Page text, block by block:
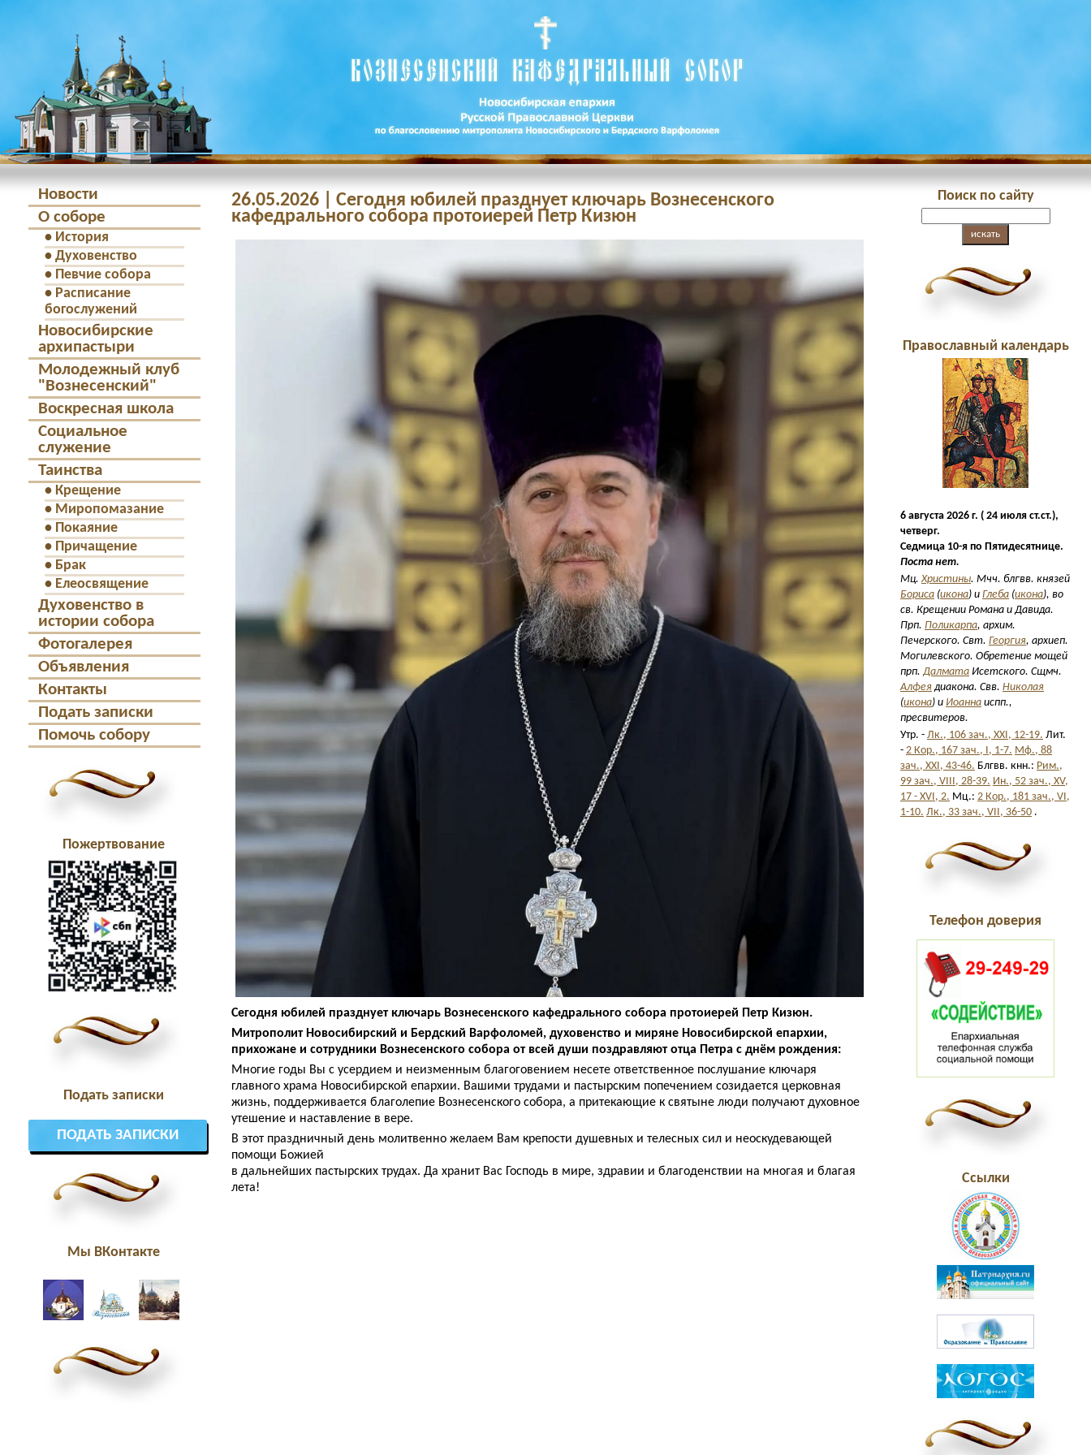
26.05.2026 | Сегодня юбилей празднует ключарь Вознесенского
кафедрального собора протоиерей Петр Кизюн
Сегодня юбилей празднует ключарь Вознесенского кафедрального собора протоиерей Петр Кизюн.
Митрополит Новосибирский и Бердский Варфоломей, духовенство и миряне Новосибирской епархии,
прихожане и сотрудники Вознесенского собора от всей души поздравляют отца Петра с днём рождения:
Многие годы Вы с усердием и неизменным благоговением несете ответственное послушание ключаря
главного храма Новосибирской епархии. Вашими трудами и пастырским попечением созидается церковная
жизнь, поддерживается благолепие Вознесенского собора, а притекающие к святыне люди получают духовное
утешение и наставление в вере.
В этот праздничный день молитвенно желаем Вам крепости душевных и телесных сил и неоскудевающей
помощи Божией
в дальнейших пастырских трудах. Да хранит Вас Господь в мире, здравии и благоденствии на многая и благая
лета!
Новости
О соборе
• История
• Духовенство
• Певчие собора
• Расписание
богослужений
Новосибирские
архипастыри
Молодежный клуб
"Вознесенский"
Воскресная школа
Социальное
служение
Таинства
• Крещение
• Миропомазание
• Покаяние
• Причащение
• Брак
• Елеосвящение
Духовенство в
истории собора
Фотогалерея
Объявления
Контакты
Подать записки
Помочь собору
Пожертвование
Подать записки
ПОДАТЬ ЗАПИСКИ
Мы ВКонтакте
Поиск по сайту
Православный календарь
6 августа 2026 г. ( 24 июля ст.ст.),
четверг.
Седмица 10-я по Пятидесятнице.
Поста нет.
Мц.Христины. Мчч. блгвв. князей
Бориса (икона) и Глеба (икона), во
св. Крещении Романа и Давида.
Прп. Поликарпа, архим.
Печерского. Свт. Георгия, архиеп.
Могилевского. Обретение мощей
прп. Далмата Исетского. Сщмч.
Алфея диакона. Свв. Николая
(икона) и Иоанна испп.,
пресвитеров.
Утр. - Лк., 106 зач., XXI, 12-19. Лит.
- 2 Кор., 167 зач., I, 1-7. Мф., 88
зач., XXI, 43-46. Блгвв. кнн.: Рим.,
99 зач., VIII, 28-39. Ин., 52 зач., XV,
17 - XVI, 2. Мц.: 2 Кор., 181 зач., VI,
1-10. Лк., 33 зач., VII, 36-50 .
Телефон доверия
Ссылки